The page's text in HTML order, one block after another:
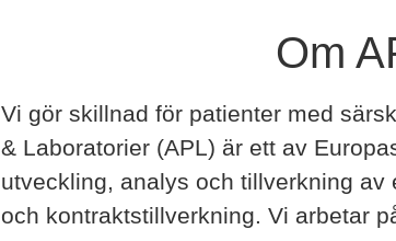
Om
Vi gör skillnad för patienter med
& Laboratorier (APL) är ett av
utveckling, analys och tillverkning av
och kontraktstillverkning. Vi arbetar